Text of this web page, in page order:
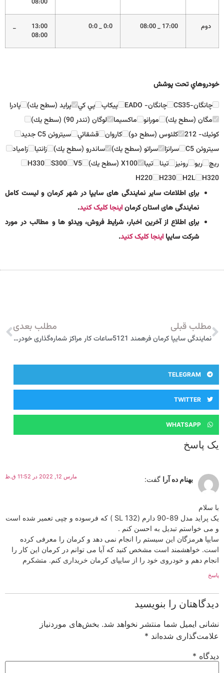
08:00
دوم 17:00 _ 08:00
0:0 _ 0:0
13:00 _
08:00
خودروهاي تحت پوشش
چانگان-CS35
چانگان- EADO پيكاپ پي كي پرايد (سطح يك) پادرا
مگان (سطح يك) مورانو ماكسيما لوگان (تندر 90) (سطح يك)
كوئيك- 212
كلئوس (سطح دو) كاروان قشقائي سيتروئن C5 جديد
سيتروئن C5
سرانزا سراتو (سطح يك) ساندرو (سطح يك) زانتيا زامياد
ريچ ريو رونيز تينا تيبا X100 (سطح يك) V5
S300
H330
H320
H2L
H230
H220
برای اطلاعات سایر نمایندگی های سایپا در شهر کرمان و لیست کامل
نمایندگی های استان کرماناینجا کلیک کنید.
برای اطلاع از آخرین اخبار، شرایط فروش، ویدئو ها و مطالب در مورد
شرکت سایپااینجا کلیک کنید.
مطلب قبلی
نمایندگی سایپا کرمان فرهمند 5121
مطلب بعدی
ساعات کار مراکز شماره‌گذاری خودرو افزایش یافت
TELEGRAM
TWITTER
WHATSAPP
یک پاسخ
بهنام ده آرا گفت: مارس 12, 2022 در 11:52 ق.ظ
با سلام
یک پراید مدل 89-90 دارم (132 SL ) که فرسوده و چپی تعمیر شده است
و می خواستم تبدیل به احسن کنم .
سایپا هرمزگان این سیستم را انجام نمی دهد و کرمان را معرفی کرده
است. خواهشمند است مشخص کنید که آیا می توانم در کرمان این کار را
انجام دهم و خودروی خود را از سایپای کرمان خریداری کنم. متشکرم
پاسخ
دیدگاهتان را بنویسید
نشانی ایمیل شما منتشر نخواهد شد. بخش‌های موردنیاز
علامت‌گذاری شده‌اند*
دیدگاه*